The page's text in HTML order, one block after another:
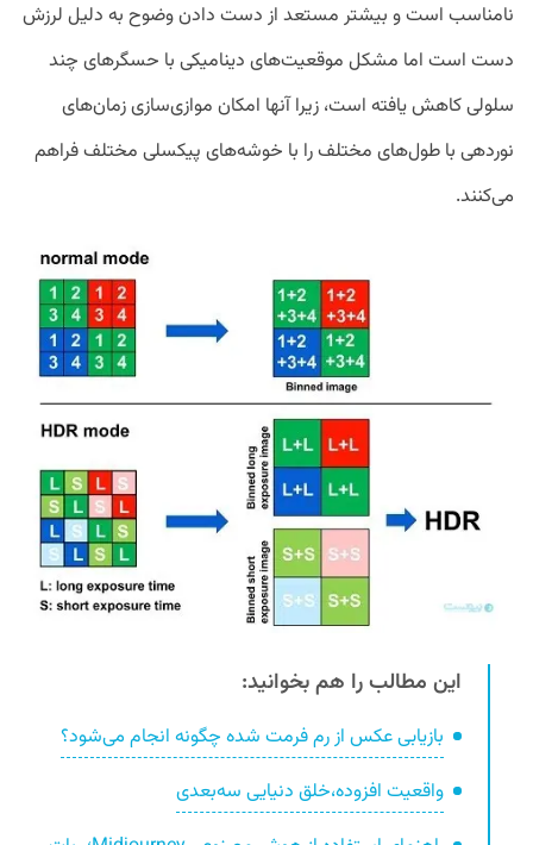
نامناسب است و بیشتر مستعد از دست دادن وضوح به دلیل لرزش
دست است اما مشکل موقعیت‌های دینامیکی با حسگرهای چند
سلولی کاهش یافته‌ است، زیرا آنها امکان موازی‌سازی زمان‌های
نوردهی با طول‌های مختلف را با خوشه‌های پیکسلی مختلف فراهم
می‌کنند.
این مطالب را هم بخوانید:
بازیابی عکس از رم فرمت شده چگونه انجام می‌شود؟
واقعیت افزوده،خلق دنیایی سه‌بعدی